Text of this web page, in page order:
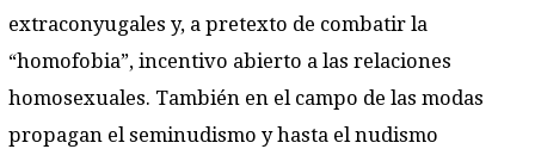
extraconyugales y, a pretexto de combatir la
“homofobia”, incentivo abierto a las relaciones
homosexuales. También en el campo de las modas
propagan el seminudismo y hasta el nudismo